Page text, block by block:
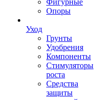
Опоры
Уход
Грунты
Удобрения
Компоненты
Стимуляторы
роста
Средства
защиты